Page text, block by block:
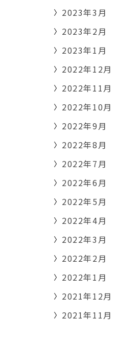
2023年3月
2023年2月
2023年1月
2022年12月
2022年11月
2022年10月
2022年9月
2022年8月
2022年7月
2022年6月
2022年5月
2022年4月
2022年3月
2022年2月
2022年1月
2021年12月
2021年11月